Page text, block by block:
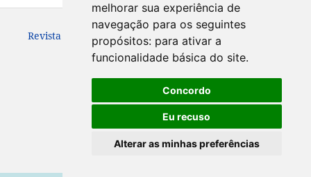
melhorar sua experiência de
navegação para os seguintes
propósitos: para ativar a
funcionalidade básica do site.
Concordo
Eu recuso
Alterar as minhas preferências
Revista Geografar ISSN: 1981-089X